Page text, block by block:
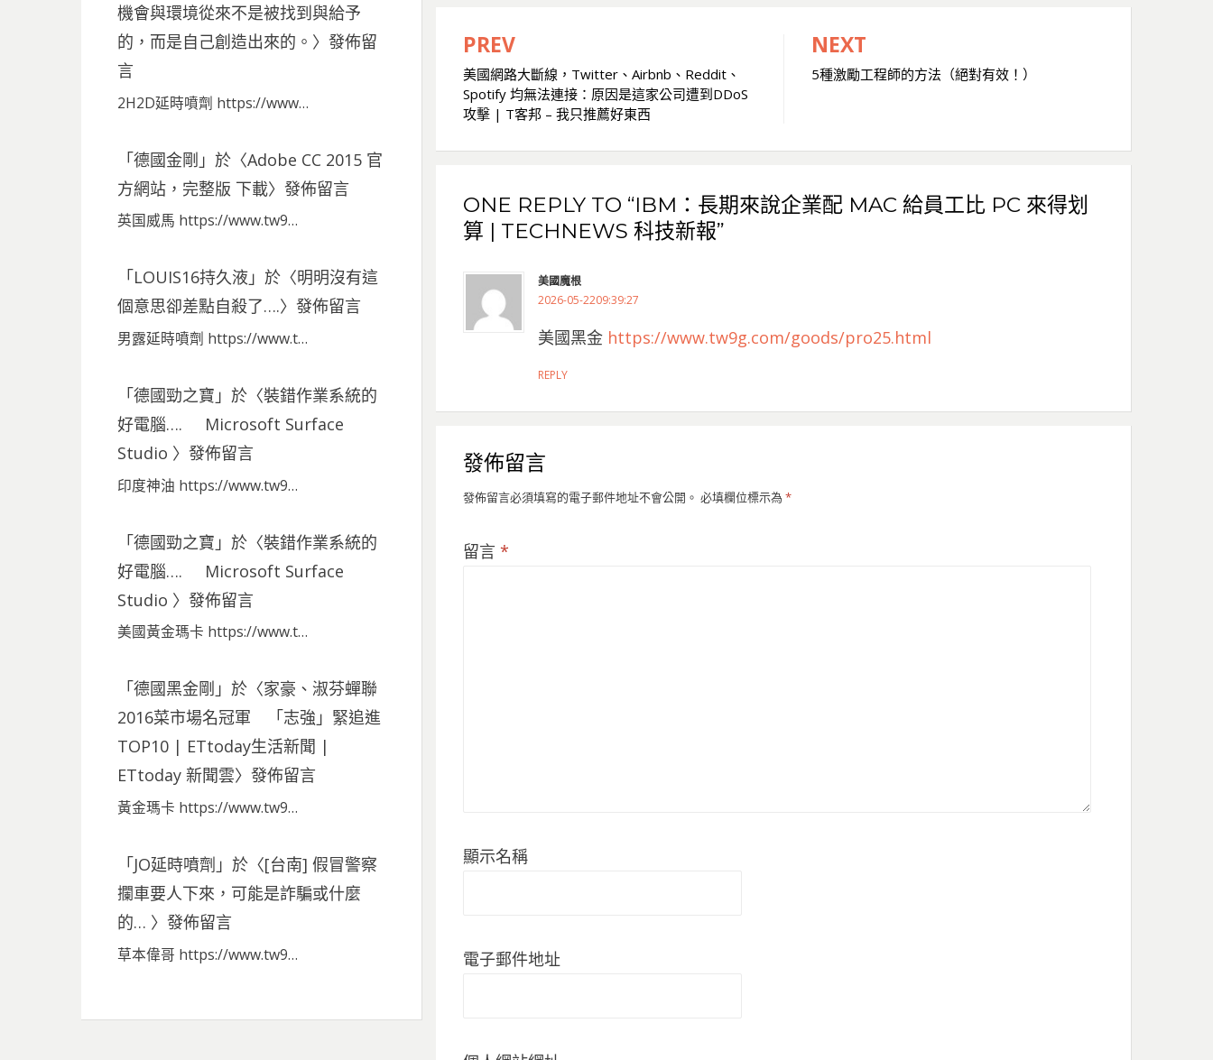
文
章
導
覽
PREV
美國網路大斷線，Twitter、Airbnb、Reddit、
Spotify 均無法連接：原因是這家公司遭到DDoS
攻擊 | T客邦 – 我只推薦好東西
NEXT
5種激勵工程師的方法（絕對有效！）
ONE REPLY TO “IBM：長期來說企業配 MAC 給員工比 PC 來得划
算 | TECHNEWS 科技新報”
美國魔根
2026-05-2209:39:27
美國黑金 https://www.tw9g.com/goods/pro25.html
REPLY
發佈留言
發佈留言必須填寫的電子郵件地址不會公開。 必填欄位標示為 *
留言 *
顯示名稱
電子郵件地址
機會與環境從來不是被找到與給予
的，而是自己創造出來的。 〉發佈留
言
2H2D延時噴劑 https://www…
「德國金剛 」於〈Adobe CC 2015 官
方網站，完整版 下載〉發佈留言
英国威馬 https://www.tw9…
「LOUIS16持久液」於〈明明沒有這
個意思卻差點自殺了….〉發佈留言
男露延時噴劑 https://www.t…
「德國勁之寶 」於〈裝錯作業系統的
好電腦…. Microsoft Surface
Studio 〉發佈留言
印度神油 https://www.tw9…
「德國勁之寶 」於〈裝錯作業系統的
好電腦…. Microsoft Surface
Studio 〉發佈留言
美國黃金瑪卡 https://www.t…
「德國黑金剛 」於〈家豪、淑芬蟬聯
2016菜市場名冠軍 「志強」緊追進
TOP10 | ETtoday生活新聞 |
ETtoday 新聞雲〉發佈留言
黃金瑪卡 https://www.tw9…
「JO延時噴劑 」於〈[台南] 假冒警察
攔車要人下來，可能是詐騙或什麼
的… 〉發佈留言
草本偉哥 https://www.tw9…